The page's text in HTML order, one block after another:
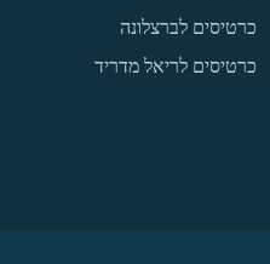
כרטיסים לברצלונה
כרטיסים לריאל מדריד